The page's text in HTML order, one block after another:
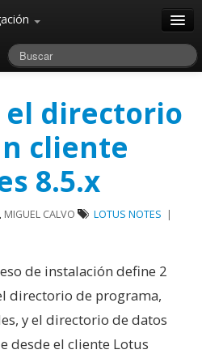
el directorio
cliente
8.5.x
MIGUEL CALVO LOTUS NOTES |
de instalación define 2
directorio de programa,
y el directorio de datos
desde el cliente Lotus